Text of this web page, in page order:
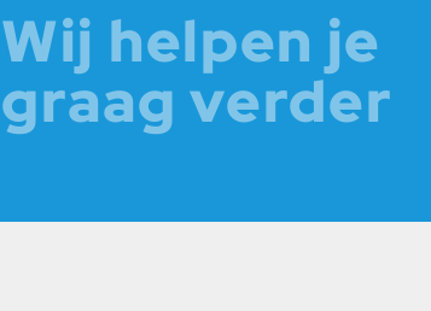
Wij helpen je
graag verder